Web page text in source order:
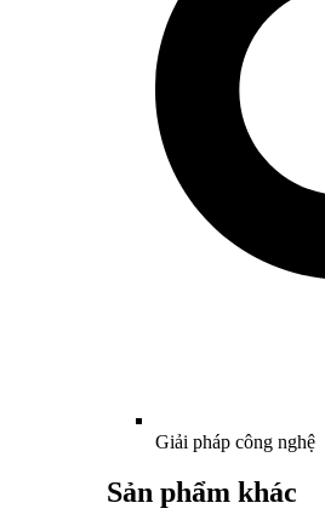
Giải pháp công nghệ
Sản phẩm khác